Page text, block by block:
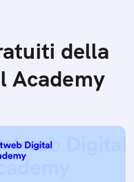
della
Academy